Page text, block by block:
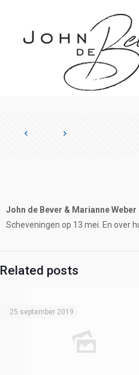
John de Bever & Marianne Weber
Scheveningen op 13 mei. En over
Related posts
25 september 2019